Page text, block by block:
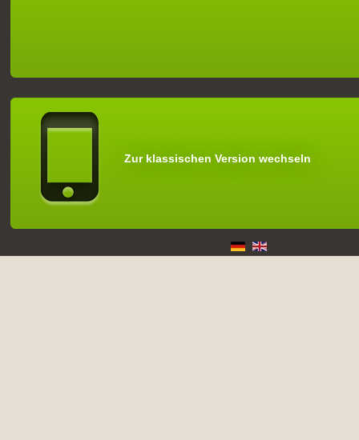
Zur klassischen Version wechseln